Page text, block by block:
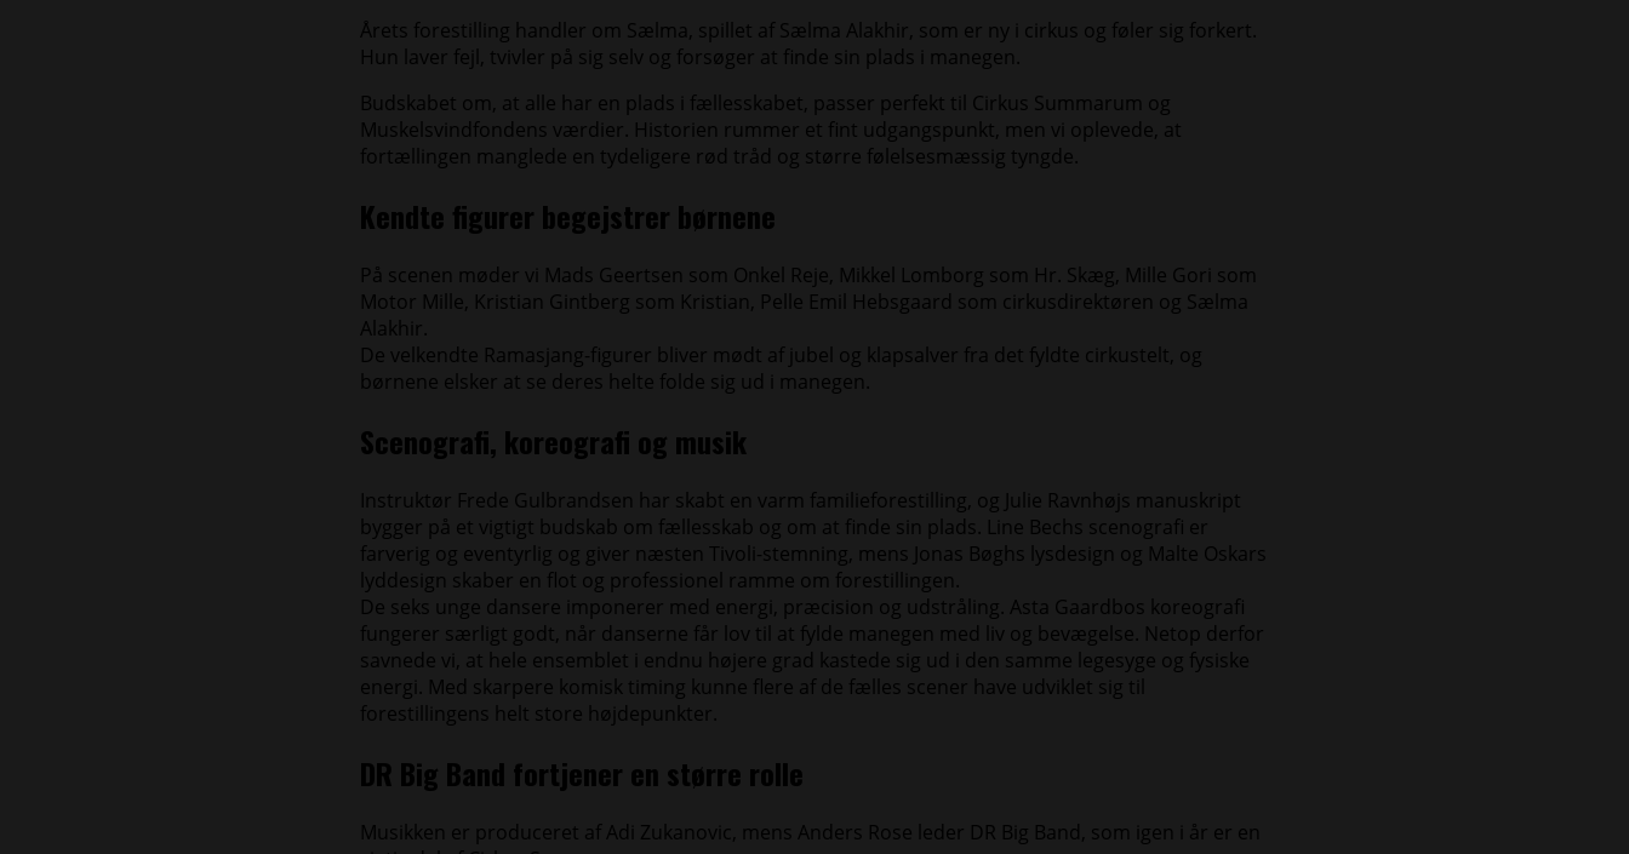
Årets forestilling handler om Sælma, spillet af Sælma Alakhir, som er ny i cirkus og føler sig forkert.
Hun laver fejl, tvivler på sig selv og forsøger at finde sin plads i manegen.
Budskabet om, at alle har en plads i fællesskabet, passer perfekt til Cirkus Summarum og
Muskelsvindfondens værdier. Historien rummer et fint udgangspunkt, men vi oplevede, at
fortællingen manglede en tydeligere rød tråd og større følelsesmæssig tyngde.
Kendte figurer begejstrer børnene
På scenen møder vi Mads Geertsen som Onkel Reje, Mikkel Lomborg som Hr. Skæg, Mille Gori som
Motor Mille, Kristian Gintberg som Kristian, Pelle Emil Hebsgaard som cirkusdirektøren og Sælma
Alakhir.
De velkendte Ramasjang-figurer bliver mødt af jubel og klapsalver fra det fyldte cirkustelt, og
børnene elsker at se deres helte folde sig ud i manegen.
Scenografi, koreografi og musik
Instruktør Frede Gulbrandsen har skabt en varm familieforestilling, og Julie Ravnhøjs manuskript
bygger på et vigtigt budskab om fællesskab og om at finde sin plads. Line Bechs scenografi er
farverig og eventyrlig og giver næsten Tivoli-stemning, mens Jonas Bøghs lysdesign og Malte Oskars
lyddesign skaber en flot og professionel ramme om forestillingen.
De seks unge dansere imponerer med energi, præcision og udstråling. Asta Gaardbos koreografi
fungerer særligt godt, når danserne får lov til at fylde manegen med liv og bevægelse. Netop derfor
savnede vi, at hele ensemblet i endnu højere grad kastede sig ud i den samme legesyge og fysiske
energi. Med skarpere komisk timing kunne flere af de fælles scener have udviklet sig til
forestillingens helt store højdepunkter.
DR Big Band fortjener en større rolle
Musikken er produceret af Adi Zukanovic, mens Anders Rose leder DR Big Band, som igen i år er en